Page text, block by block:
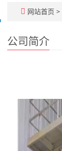
网站首页 >
公司简介